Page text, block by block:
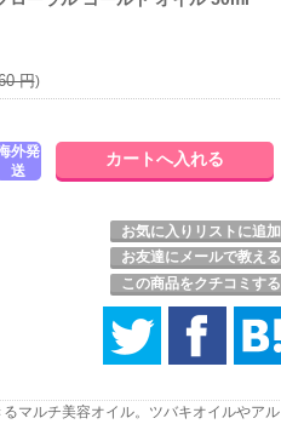
円)
外発
送
お気に入りリストに追加
お友達にメールで教える
この商品をクチコミする
マルチ美容オイル。ツバキオイルやアル